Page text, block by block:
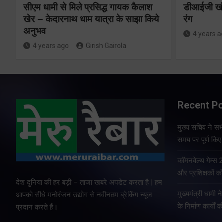
सीएम धामी से मिले प्रसिद्ध गायक कैलाश
खेर – केदारनाथ धाम यात्रा के साझा किये
अनुभव
4 years ago Girish Gairola
डीआईजी
रंग
4 years
देश दुनिया की हर बड़ी – ताजा खबरे अपडेट करता है | हम
आपको सीधे मनोरंजन उद्योग से नवीनतम ब्रेकिंग न्यूज
प्रदान करते हैं।
Recent
मुख्य सचिव ने
समय पर पूर्ण
कॉमनवेल्थ गेम्स
और प्रशिक्षकों
मुख्यमंत्री धामी ने
के निर्माण कार्यों
प्रतिशत पालन
सुनिश्चित करेंः
गढ़वाल आयुक्त
Share Nowदेहरादून। भारत
निर्वाचन आयोग एवं मुख्य निर्वाचन
अधिकारी, उत्तराखण्ड के निर्देशों
के अनुपालन में विशेष गहन
गढ़वाल आयुक्त एवं रोल ऑब्जर्वर
आनंद स्वरूप ने शुक्रवार…